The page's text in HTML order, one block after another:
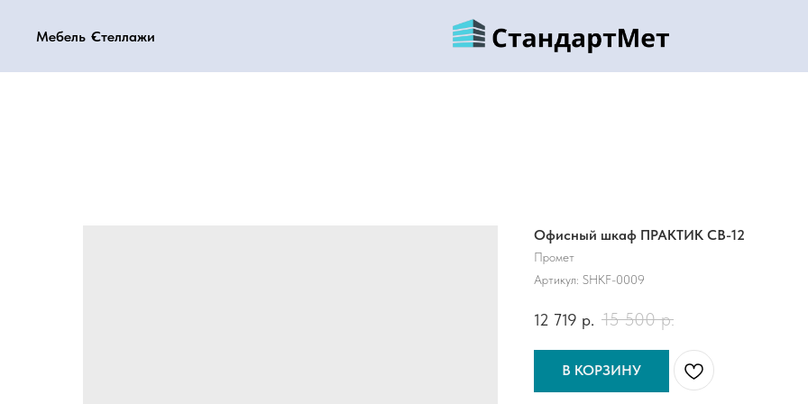
Мебель Стеллажи
Мебель Стеллажи
Офисный шкаф ПРАКТИК CB-12
Промет
Артикул: SHKF-0009
12 719 р. 15 500 р.
В КОРЗИНУ